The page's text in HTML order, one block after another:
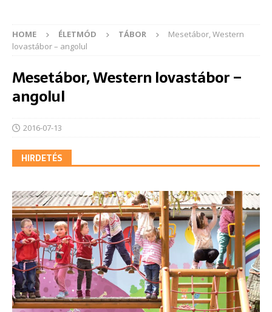
HOME ÉLETMÓD TÁBOR
Mesetábor, Western
lovastábor – angolul
Mesetábor, Western lovastábor –
angolul
2016-07-13
HIRDETÉS